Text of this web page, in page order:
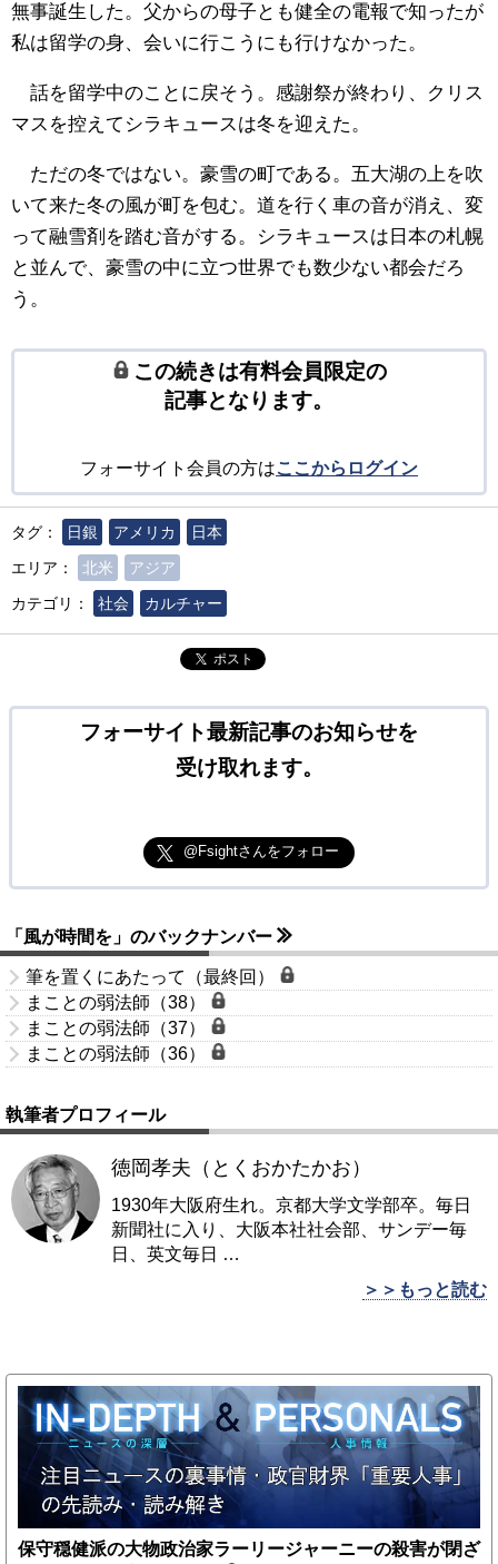
無事誕生した。父からの母子とも健全の電報で知ったが
私は留学の身、会いに行こうにも行けなかった。
話を留学中のことに戻そう。感謝祭が終わり、クリス
マスを控えてシラキュースは冬を迎えた。
ただの冬ではない。豪雪の町である。五大湖の上を吹
いて来た冬の風が町を包む。道を行く車の音が消え、変
って融雪剤を踏む音がする。シラキュースは日本の札幌
と並んで、豪雪の中に立つ世界でも数少ない都会だろ
う。
この続きは有料会員限定の
記事となります。
フォーサイト会員の方はここからログイン
タグ： 日銀 アメリカ
日本
エリア：
北米
アジア
カテゴリ：
社会 カルチャー
ポスト
フォーサイト最新記事のお知らせを
受け取れます。
@Fsightさんをフォロー
「風が時間を」のバックナンバー
筆を置くにあたって（最終回）
まことの弱法師（38）
まことの弱法師（37）
まことの弱法師（36）
執筆者プロフィール
徳岡孝夫（とくおかたかお）
1930年大阪府生れ。京都大学文学部卒。毎日
新聞社に入り、大阪本社社会部、サンデー毎
日、英文毎日 …
＞＞もっと読む
保守穏健派の大物政治家ラーリージャーニーの殺害が閉ざ